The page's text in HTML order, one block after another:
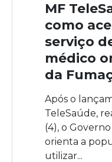
MF
como
serviço
médico
da
Após o
TeleSaúde,
(4), o
orienta a
utilizar...